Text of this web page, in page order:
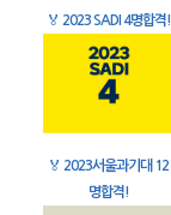
🏅 2023 SADI 4명합격!
🏅 2023서울과기대 12
명합격!